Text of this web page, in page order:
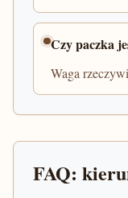
Czy paczka
Waga
FAQ: